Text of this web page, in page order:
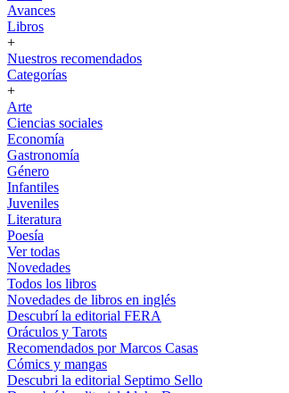
Avances
Libros
+
Nuestros recomendados
Categorías
+
Arte
Ciencias sociales
Economía
Gastronomía
Género
Infantiles
Juveniles
Literatura
Poesía
Ver todas
Novedades
Todos los libros
Novedades de libros en inglés
Descubrí la editorial FERA
Oráculos y Tarots
Recomendados por Marcos Casas
Cómics y mangas
Descubri la editorial Septimo Sello